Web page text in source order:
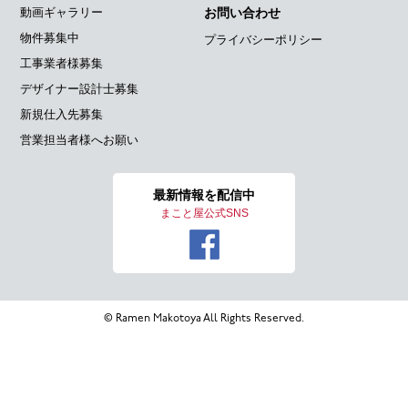
動画ギャラリー
物件募集中
工事業者様募集
デザイナー設計士募集
新規仕入先募集
営業担当者様へお願い
お問い合わせ
プライバシーポリシー
最新情報を配信中
まこと屋公式SNS
© Ramen Makotoya All Rights Reserved.